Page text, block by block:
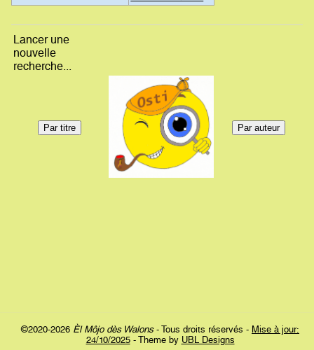
Lancer une
nouvelle
recherche...
©2020-2026 Èl Môjo dès Walons- Tous droits réservés - Mise à jour:
24/10/2025- Theme by UBL Designs